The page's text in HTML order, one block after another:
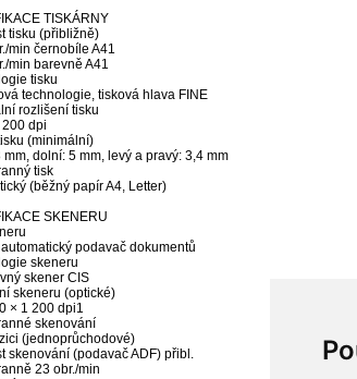
TISKÁRNY
tisku (přibližně)
min černobíle A41
min barevně A41
tisku
technologie, tisková hlava FINE
rozlišení tisku
dpi
(minimální)
mm, dolní: 5 mm, levý a pravý: 3,4 mm
tisk
(běžný papír A4, Letter)
SKENERU
podavač dokumentů
skeneru
skener CIS
skeneru (optické)
× 1 200 dpi1
skenování
(jednoprůchodové)
skenování (podavač ADF) přibl.
23 obr./min